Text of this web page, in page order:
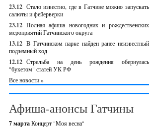
23.12 Стало известно, где в Гатчине можно запускать
салюты и фейерверки
23.12 Полная афиша новогодних и рождественских
мероприятий Гатчинского округа
13.12 В Гатчинском парке найден ранее неизвестный
подземный ход
12.12 Стрельба на день рождения обернулась
"букетом" статей УК РФ
Все новости »
Афиша-анонсы Гатчины
7 мартаКонцерт "Моя весна"